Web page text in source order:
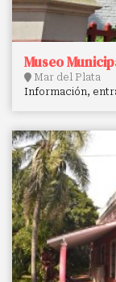
Museo
Mar del Plata
Información,